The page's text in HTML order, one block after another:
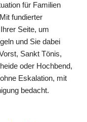
für Familien
fundierter
Seite, um
und Sie dabei
Sankt Tönis,
oder Hochbend,
Eskalation, mit
bedacht.